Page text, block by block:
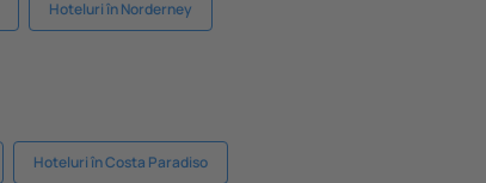
Hoteluri în Norderney
Hoteluri în Costa Paradiso